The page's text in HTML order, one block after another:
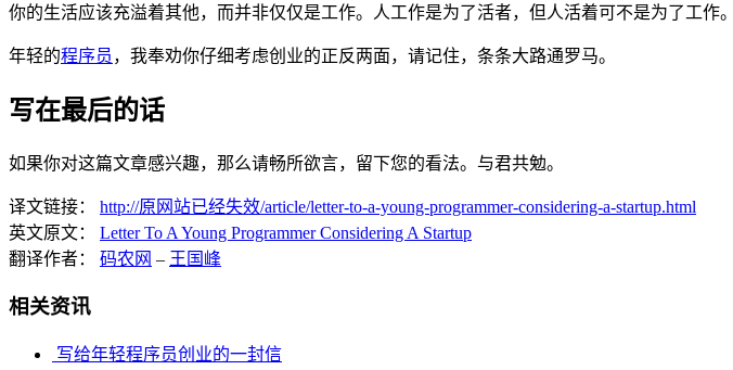
你的生活应该充溢着其他，而并非仅仅是工作。人工作是为了活者，但人活着可不是为了工作。
年轻的程序员 ，我奉劝你仔细考虑创业的正反两面，请记住，条条大路通罗马。
写在最后的话
如果你对这篇文章感兴趣，那么请畅所欲言，留下您的看法。与君共勉。
译文链接： http://原网站已经失效/article/letter-to-a-young-programmer-considering-a-startup.html
英文原文： Letter To A Young Programmer Considering A Startup
翻译作者： 码农网 – 王国峰
相关资讯
写给年轻程序员创业的一封信